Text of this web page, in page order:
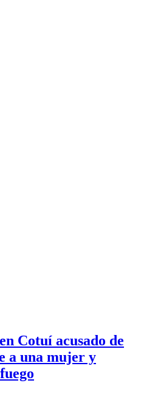
Cotuí acusado de
a una mujer y